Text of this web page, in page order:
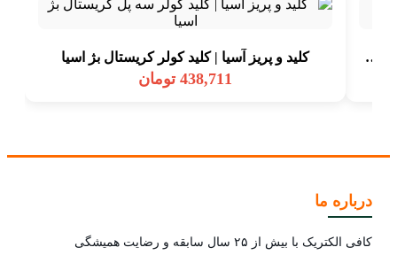
کلید و پریز آسیا | پریز تلفن دو قلو کریستال صدفی اسیا کلید و پریز آسیا | کلید کولر کریستال بژ اسیا
438,711 تومان
درباره ما
کافی الکتریک با بیش از ۲۵ سال سابقه و رضایت همیشگی